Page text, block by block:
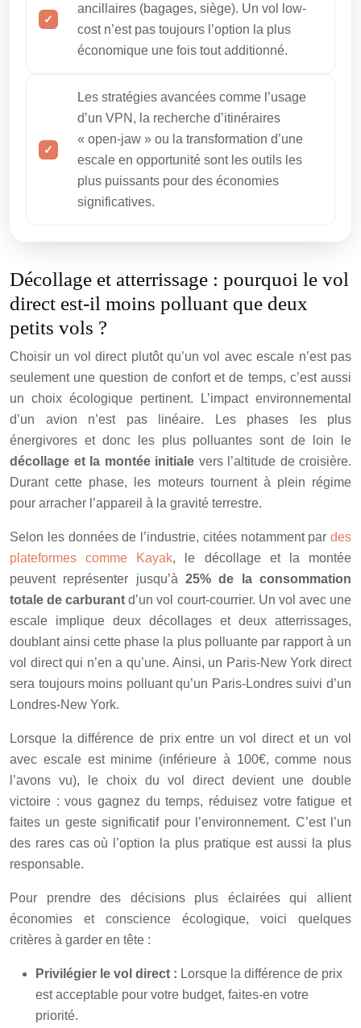
ancillaires (bagages, siège). Un vol low-
cost n’est pas toujours l’option la plus
économique une fois tout additionné.
Les stratégies avancées comme l’usage
d’un VPN, la recherche d’itinéraires
« open-jaw » ou la transformation d’une
escale en opportunité sont les outils les
plus puissants pour des économies
significatives.
Décollage et atterrissage : pourquoi le vol
direct est-il moins polluant que deux
petits vols ?
Choisir un vol direct plutôt qu’un vol avec escale n’est pas
seulement une question de confort et de temps, c’est aussi
un choix écologique pertinent. L’impact environnemental
d’un avion n’est pas linéaire. Les phases les plus
énergivores et donc les plus polluantes sont de loin le
décollage et la montée initiale vers l’altitude de croisière.
Durant cette phase, les moteurs tournent à plein régime
pour arracher l’appareil à la gravité terrestre.
Selon les données de l’industrie, citées notamment par des
plateformes comme Kayak, le décollage et la montée
peuvent représenter jusqu’à 25% de la consommation
totale de carburant d’un vol court-courrier. Un vol avec une
escale implique deux décollages et deux atterrissages,
doublant ainsi cette phase la plus polluante par rapport à un
vol direct qui n’en a qu’une. Ainsi, un Paris-New York direct
sera toujours moins polluant qu’un Paris-Londres suivi d’un
Londres-New York.
Lorsque la différence de prix entre un vol direct et un vol
avec escale est minime (inférieure à 100€, comme nous
l’avons vu), le choix du vol direct devient une double
victoire : vous gagnez du temps, réduisez votre fatigue et
faites un geste significatif pour l’environnement. C’est l’un
des rares cas où l’option la plus pratique est aussi la plus
responsable.
Pour prendre des décisions plus éclairées qui allient
économies et conscience écologique, voici quelques
critères à garder en tête :
Privilégier le vol direct : Lorsque la différence de prix
est acceptable pour votre budget, faites-en votre
priorité.